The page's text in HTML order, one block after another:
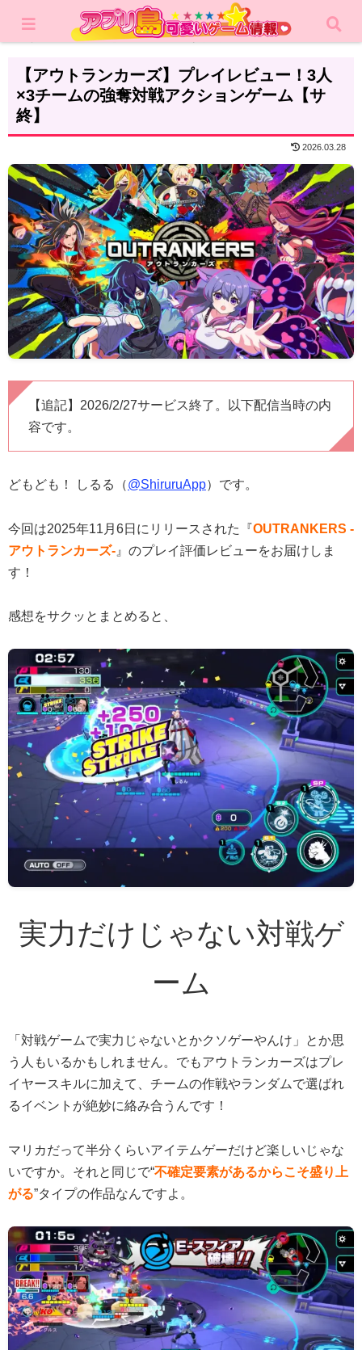
レビュー アクション
【アウトランカーズ】プレイレビュー！3人
×3チームの強奪対戦アクションゲーム【サ
終】
2026.03.28
【追記】2026/2/27サービス終了。以下配信当時の内
容です。
どもども！ しるる（@ShiruruApp）です。
今回は2025年11月6日にリリースされた『OUTRANKERS -
アウトランカーズ- 』のプレイ評価レビューをお届けしま
す！
感想をサクッとまとめると、
実力だけじゃない対戦ゲ
ーム
「対戦ゲームで実力じゃないとかクソゲーやんけ」とか思
う人もいるかもしれません。でもアウトランカーズはプレ
イヤースキルに加えて、チームの作戦やランダムで選ばれ
るイベントが絶妙に絡み合うんです！
マリカだって半分くらいアイテムゲーだけど楽しいじゃな
いですか。それと同じで“不確定要素があるからこそ盛り上
がる”タイプの作品なんですよ。